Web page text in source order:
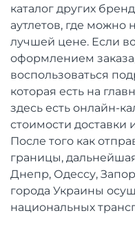
каталог других
аутлетов, где можно
лучшей цене. Если
оформлением
воспользоваться
которая есть на
здесь есть онлайн-
стоимости
После того как
границы,
Днепр, Одессу,
города Украины
национальных